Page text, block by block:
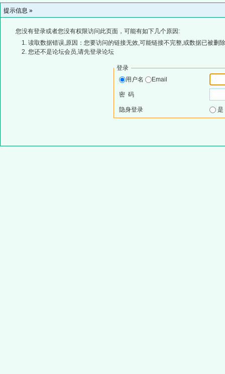
提示信息 »
您没有登录或者您没有权限访问此页面，可能有如下几个原因:
读取数据错误,原因：您要访问的链接无效,可能链接不完整,或数据已被删
您还不是论坛会员,请先登录论坛
登录
用户名
Email
密 码
隐身登录